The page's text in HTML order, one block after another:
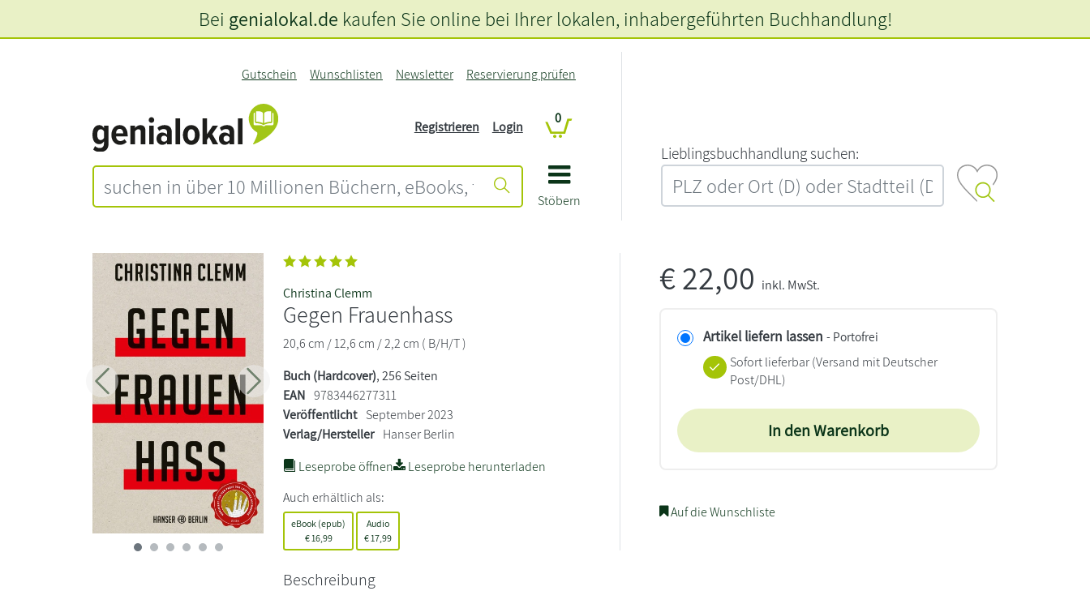
Stöbern
Gutschein Wunschlisten Newsletter Reservierung prüfen
Registrieren Login
0
L‍i‍e‍b‍l‍i‍n‍g‍s‍b‍u‍c‍h‍h‍a‍n‍d‍l‍u‍n‍g‍ ‍s‍u‍c‍h‍e‍n‍:‍
Bei genialokal.de kaufen Sie online bei Ihrer lokalen, inhabergeführten Buchhandlung!
Zurück Weiter
Christina Clemm
Gegen Frauenhass
20,6 cm / 12,6 cm / 2,2 cm ( B/H/T )
Buch (Hardcover), 256 Seiten
EAN 9783446277311
Veröffentlicht September 2023
Verlag/Hersteller Hanser Berlin
Leseprobe öffnen
Leseprobe herunterladen
Auch erhältlich als:
eBook (epub)
€16,99
Audio
€ 17,99
€22,00 inkl. MwSt.
Artikel liefern lassen - Portofrei
Sofort lieferbar(Versand mit Deutscher
Post/DHL)
In den Warenkorb
Auf die Wunschliste
Beschreibung